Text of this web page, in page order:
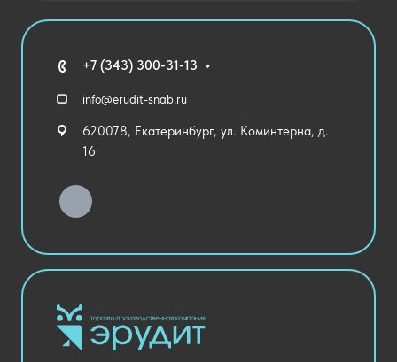
Благодарственные письма
Технические средства обучения
Спортивный зал
Уличное оборудование
Хозяйственные Товары
Столовая и пищеблок
Оснащение кабинетов
Медицинский кабинет
+7 (343) 300-31-13
info@erudit-snab.ru
620078, Екатеринбург, ул. Коминтерна, д.
16